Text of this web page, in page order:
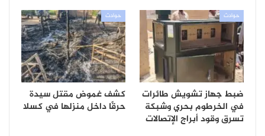
حوادث
ضبط جهاز تشويش طائرات
في الخرطوم بحري وشبكة
تسرق وقود أبراج الإتصالات
حوادث
كشف غموض مقتل سيدة
حرقًا داخل منزلها في كسلا